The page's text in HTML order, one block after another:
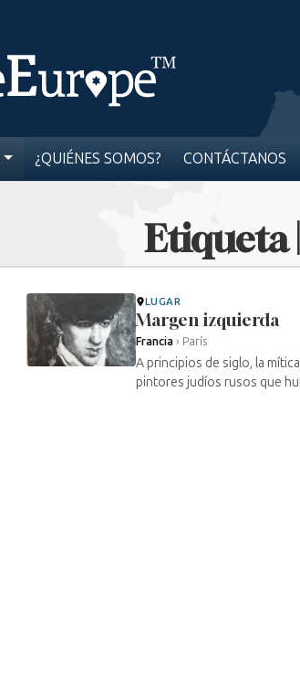
¿QUIÉNES SOMOS? CONTÁCTANOS
Etiqueta
LUGAR
Margen izquierda
Francia › París
A principios de siglo, la
pintores judíos rusos que